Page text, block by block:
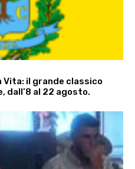
Vita: il grande classico
dall’8 al 22 agosto.